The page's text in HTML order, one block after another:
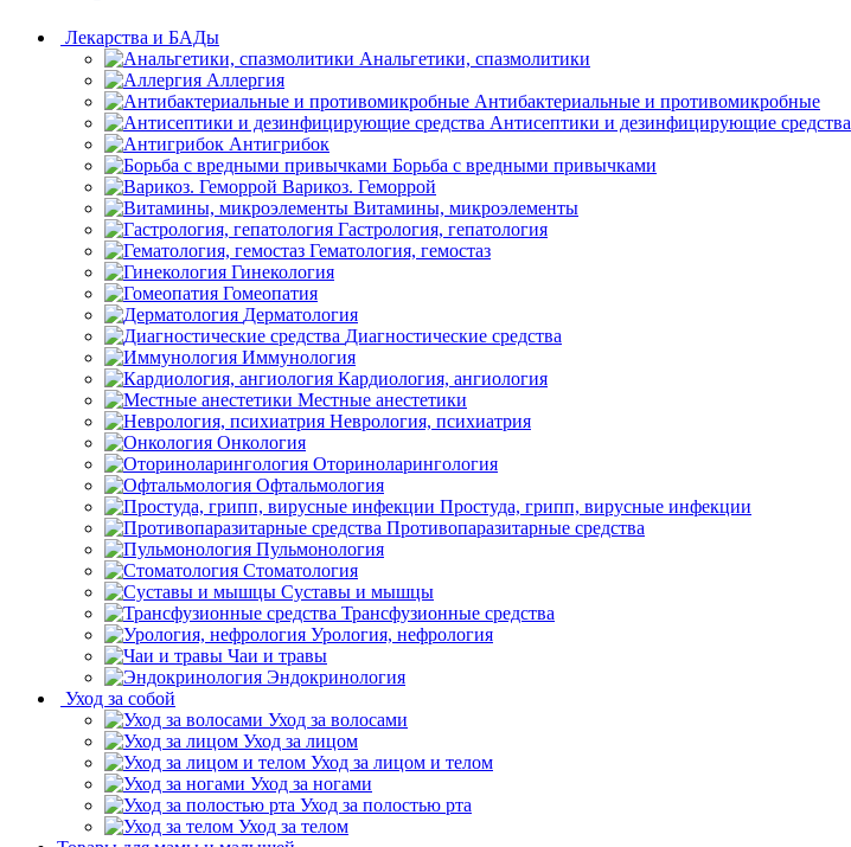
Лекарства и БАДы
Анальгетики, спазмолитики
Аллергия
Антибактериальные и противомикробные
Антисептики и дезинфицирующие средства
Антигрибок
Борьба с вредными привычками
Варикоз. Геморрой
Витамины, микроэлементы
Гастрология, гепатология
Гематология, гемостаз
Гинекология
Гомеопатия
Дерматология
Диагностические средства
Иммунология
Кардиология, ангиология
Местные анестетики
Неврология, психиатрия
Онкология
Оториноларингология
Офтальмология
Простуда, грипп, вирусные инфекции
Противопаразитарные средства
Пульмонология
Стоматология
Суставы и мышцы
Трансфузионные средства
Урология, нефрология
Чаи и травы
Эндокринология
Уход за собой
Уход за волосами
Уход за лицом
Уход за лицом и телом
Уход за ногами
Уход за полостью рта
Уход за телом